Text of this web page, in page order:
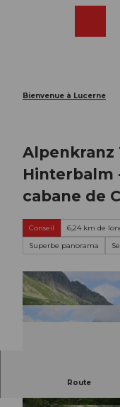
Bienvenue à Lucerne
Alpenkranz
Hinterbalm
cabane de
Conseil 6,24 km de
Superbe panorama
Route
3:15 h